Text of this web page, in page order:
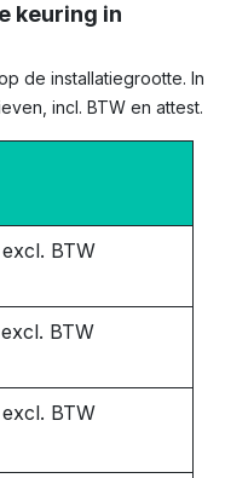
keuring in
de installatiegrootte. In
incl. BTW en attest.
BTW
BTW
BTW